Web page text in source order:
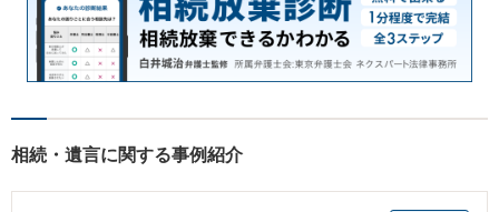
相続・遺言に関する事例紹介